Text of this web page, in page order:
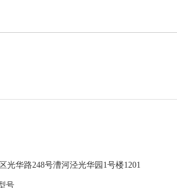
光华路248号漕河泾光华园1号楼1201
号